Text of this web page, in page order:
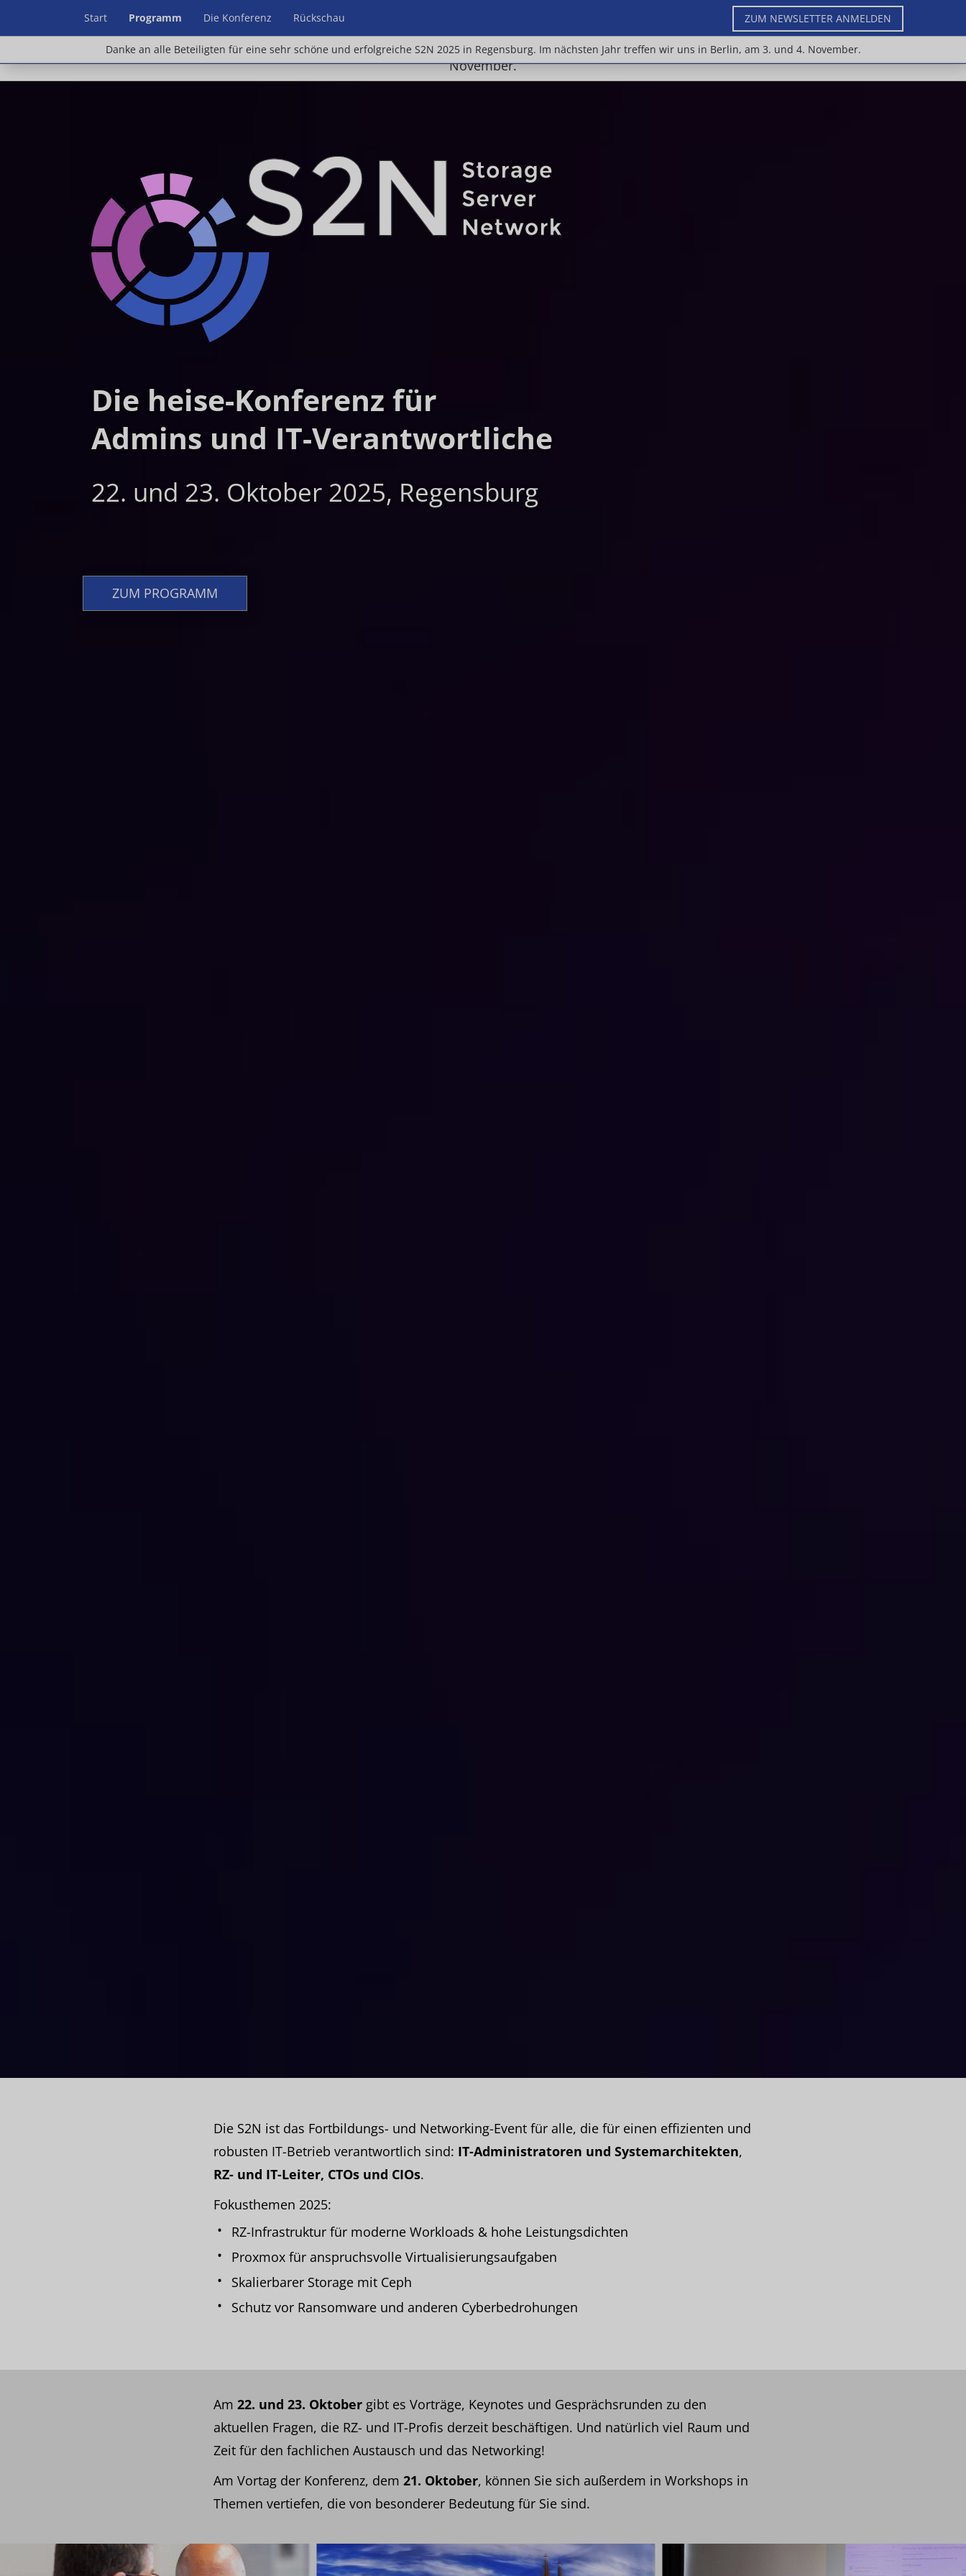
Start Programm Die Konferenz Rückschau ZUM NEWSLETTER ANMELDEN
Danke an alle Beteiligten für eine sehr schöne und erfolgreiche S2N 2025 in Regensburg. Im nächsten Jahr treffen wir uns in Berlin, am 3. und 4. November.
Danke an alle Beteiligten für eine sehr schöne und erfolgreiche S2N 2025 in Regensburg. Im nächsten Jahr treffen wir uns in Berlin, am 3. und 4.
November.
Die heise-Konferenz für
Admins und IT-Verantwortliche
22. und 23. Oktober 2025, Regensburg
ZUM PROGRAMM
Die S2N ist das Fortbildungs- und Networking-Event für alle, die für einen effizienten und
robusten IT-Betrieb verantwortlich sind: IT-Administratoren und Systemarchitekten,
RZ- und IT-Leiter, CTOs und CIOs.
Fokusthemen 2025:
RZ-Infrastruktur für moderne Workloads & hohe Leistungsdichten
Proxmox für anspruchsvolle Virtualisierungsaufgaben
Skalierbarer Storage mit Ceph
Schutz vor Ransomware und anderen Cyberbedrohungen
Am 22. und 23. Oktober gibt es Vorträge, Keynotes und Gesprächsrunden zu den
aktuellen Fragen, die RZ- und IT-Profis derzeit beschäftigen. Und natürlich viel Raum und
Zeit für den fachlichen Austausch und das Networking!
Am Vortag der Konferenz, dem 21. Oktober, können Sie sich außerdem in Workshops in
Themen vertiefen, die von besonderer Bedeutung für Sie sind.